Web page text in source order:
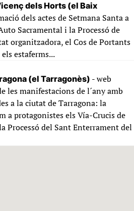
dels Horts (el Baix
dels actes de Setmana Santa a
Sacramental i la Processó de
organitzadora, el Cos de Portants
estaferms...
(el Tarragonès) - web
les manifestacions de l´any amb
a la ciutat de Tarragona: la
a protagonistes els Vía-Crucis de
Processó del Sant Enterrament del